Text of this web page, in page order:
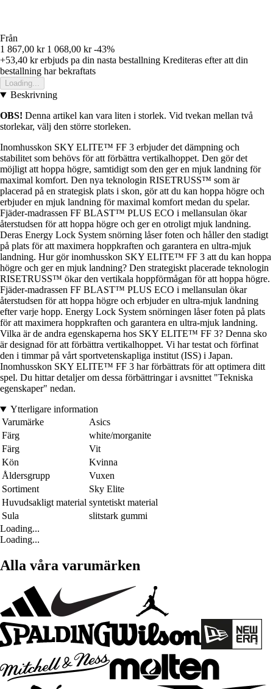
Från
1 867,00 kr 1 068,00 kr -43%
+53,40 krerbjuds pa din nasta bestallning Krediteras efter att din
bestallning har bekraftats
Loading...
Beskrivning
OBS! Denna artikel kan vara liten i storlek. Vid tvekan mellan två
storlekar, välj den större storleken.
Inomhusskon SKY ELITE™ FF 3 erbjuder det dämpning och
stabilitet som behövs för att förbättra vertikalhoppet. Den gör det
möjligt att hoppa högre, samtidigt som den ger en mjuk landning för
maximal komfort. Den nya teknologin RISETRUSS™ som är
placerad på en strategisk plats i skon, gör att du kan hoppa högre och
erbjuder en mjuk landning för maximal komfort medan du spelar.
Fjäder-madrassen FF BLAST™ PLUS ECO i mellansulan ökar
återstudsen för att hoppa högre och ger en otroligt mjuk landning.
Deras Energy Lock System snörning låser foten och håller den stadigt
på plats för att maximera hoppkraften och garantera en ultra-mjuk
landning. Hur gör inomhusskon SKY ELITE™ FF 3 att du kan hoppa
högre och ger en mjuk landning? Den strategiskt placerade teknologin
RISETRUSS™ ökar den vertikala hoppförmågan för att hoppa högre.
Fjäder-madrassen FF BLAST™ PLUS ECO i mellansulan ökar
återstudsen för att hoppa högre och erbjuder en ultra-mjuk landning
efter varje hopp. Energy Lock System snörningen låser foten på plats
för att maximera hoppkraften och garantera en ultra-mjuk landning.
Vilka är de andra egenskaperna hos SKY ELITE™ FF 3? Denna sko
är designad för att förbättra vertikalhoppet. Vi har testat och förfinat
den i timmar på vårt sportvetenskapliga institut (ISS) i Japan.
Inomhusskon SKY ELITE™ FF 3 har förbättrats för att optimera ditt
spel. Du hittar detaljer om dessa förbättringar i avsnittet "Tekniska
egenskaper" nedan.
Ytterligare information
Varumärke
Asics
Färg
white/morganite
Färg
Vit
Kön
Kvinna
Åldersgrupp
Vuxen
Sortiment
Sky Elite
Huvudsakligt material syntetiskt material
Sula
slitstark gummi
Loading...
Loading...
Alla våra varumärken